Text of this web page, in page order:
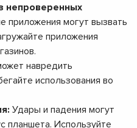
непроверенных
приложения могут вызвать
приложения
навредить
использования во
Удары и падения могут
планшета. Используйте